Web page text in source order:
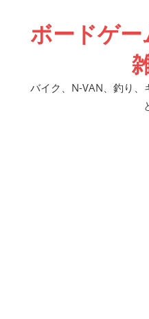
ボードゲ
バイク、N-VAN、釣り、